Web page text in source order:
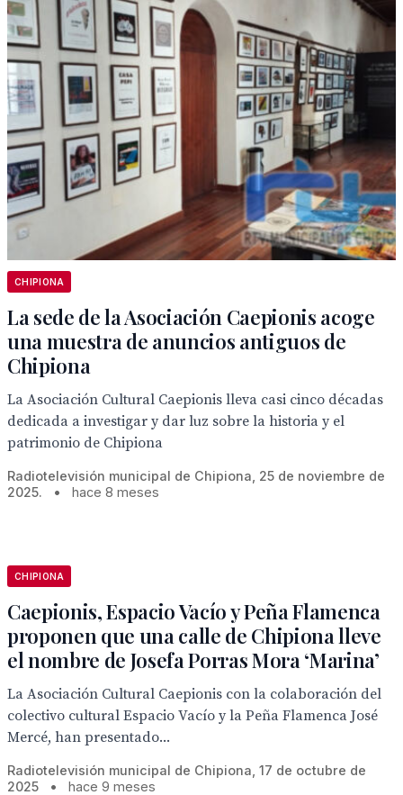
CHIPIONA
La sede de la Asociación Caepionis acoge
una muestra de anuncios antiguos de
Chipiona
La Asociación Cultural Caepionis lleva casi cinco décadas
dedicada a investigar y dar luz sobre la historia y el
patrimonio de Chipiona
Radiotelevisión municipal de Chipiona, 25 de noviembre de
2025.
• hace 8 meses
CHIPIONA
Caepionis, Espacio Vacío y Peña Flamenca
proponen que una calle de Chipiona lleve
el nombre de Josefa Porras Mora ‘Marina’
La Asociación Cultural Caepionis con la colaboración del
colectivo cultural Espacio Vacío y la Peña Flamenca José
Mercé, han presentado...
Radiotelevisión municipal de Chipiona, 17 de octubre de
2025
• hace 9 meses